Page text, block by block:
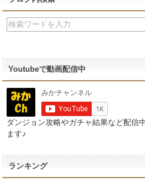
Youtubeで動画配信中
ダンジョン攻略やガチャ結果など配信
ます♪
ランキング